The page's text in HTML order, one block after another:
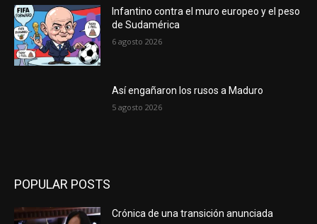
Infantino contra el muro europeo y el peso
de Sudamérica
6 agosto 2026
Así engañaron los rusos a Maduro
5 agosto 2026
POPULAR POSTS
Crónica de una transición anunciada